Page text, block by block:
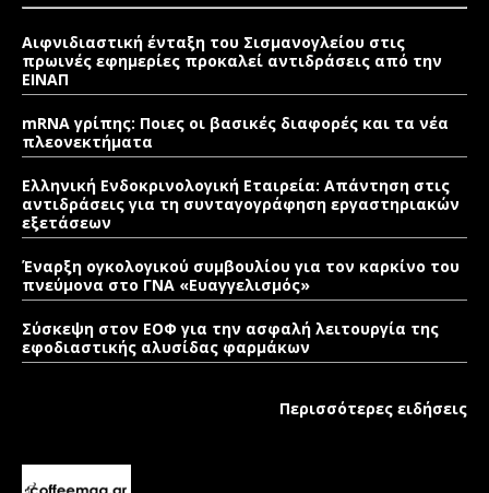
Αιφνιδιαστική ένταξη του Σισμανογλείου στις
πρωινές εφημερίες προκαλεί αντιδράσεις από την
ΕΙΝΑΠ
mRNA γρίπης: Ποιες οι βασικές διαφορές και τα νέα
πλεονεκτήματα
Ελληνική Ενδοκρινολογική Εταιρεία: Απάντηση στις
αντιδράσεις για τη συνταγογράφηση εργαστηριακών
εξετάσεων
Έναρξη ογκολογικού συμβουλίου για τον καρκίνο του
πνεύμονα στο ΓΝΑ «Ευαγγελισμός»
Σύσκεψη στον ΕΟΦ για την ασφαλή λειτουργία της
εφοδιαστικής αλυσίδας φαρμάκων
Περισσότερες ειδήσεις